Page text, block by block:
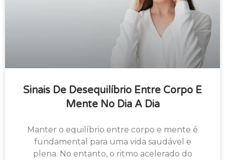
Sinais De Desequilíbrio Entre Corpo E
Mente No Dia A Dia
Manter o equilíbrio entre corpo e mente é
fundamental para uma vida saudável e
plena. No entanto, o ritmo acelerado do